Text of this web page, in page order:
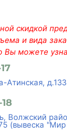
скидкой
и вида
Вы можете
Атинская,
Волжский
(вывеска